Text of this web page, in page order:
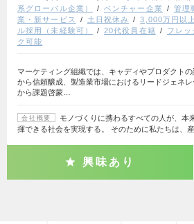
系グローバル企業）
ベンチャー企業 管理
業・新サービス
土日祝休み 3,000万円以
ル採用（未経験可）
20代役員在籍 フレッ
ク可能
マーケティング組織では、キャディやプロダクト
から信頼醸成、製造業市場におけるリードジェネレ
から課題啓蒙…
会社概要
モノづくりに携わるすべての人が、本
揮できる社会を実現する。 そのために私たちは、
興味あり